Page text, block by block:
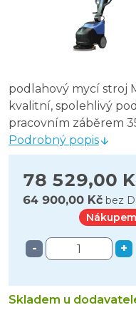
podlahový mycí stroj
kvalitní, spolehlivý
pracovním záběrem
Podrobný popis
78 529,00
64 900,00 Kč bez
- +
Skladem u